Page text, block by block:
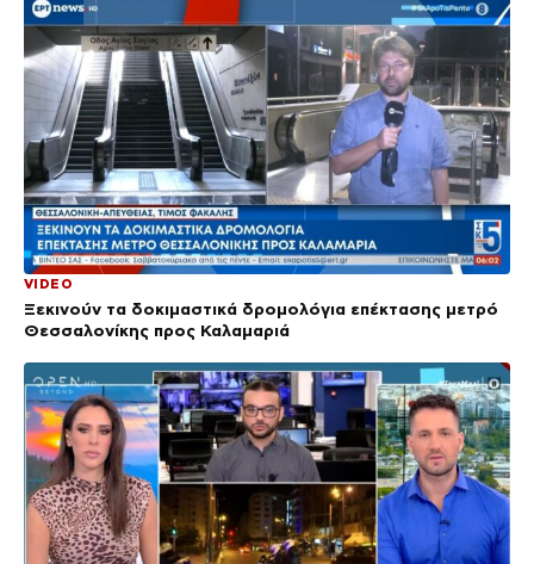
VIDEO
Ξεκινούν τα δοκιμαστικά δρομολόγια επέκτασης μετρό
Θεσσαλονίκης προς Καλαμαριά